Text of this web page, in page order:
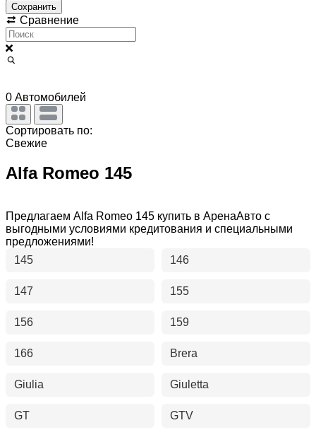
Сохранить
Сравнение
0 Автомобилей
Сортировать по:
Свежие
Alfa Romeo 145
Предлагаем Alfa Romeo 145 купить в АренаАвто с
выгодными условиями кредитования и специальными
предложениями!
145
146
147 155
156 159
166 Brera
Giulia Giuletta
GT GTV